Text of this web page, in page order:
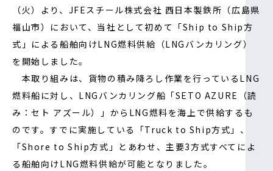
ソーシャルメディア一覧
（火）より、JFEスチール株式会社 西日本製鉄所（広島県
福山市）において、当社として初めて「Ship to Ship方
式」による船舶向けLNG燃料供給（LNGバンカリング）
を開始しました。
本取り組みは、貨物の積み降ろし作業を行っているLNG
燃料船に対し、LNGバンカリング船「SETO AZURE（読
み：セト アズール）」からLNG燃料を海上で供給するも
のです。すでに実施している「Truck to Ship方式」、
「Shore to Ship方式」とあわせ、主要3方式すべてによ
る船舶向けLNG燃料供給が可能となりました。